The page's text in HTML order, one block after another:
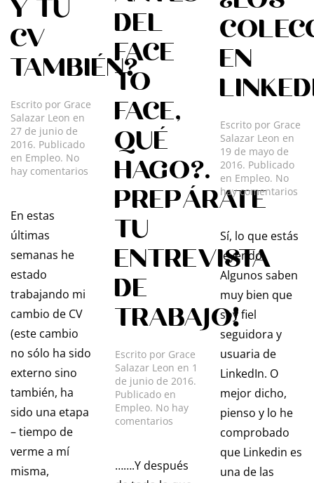
Y TU
CV
TAMBIÉN?
Escrito por Grace
Salazar Leon en
27 de junio de
2016. Publicado
en Empleo. No
hay comentarios
TAMBIÉN?
En estas
últimas
semanas he
estado
trabajando mi
cambio de CV
(este cambio
no sólo ha sido
externo sino
también, ha
sido una etapa
– tiempo de
verme a mí
misma,
DEL
FACE
TO
FACE,
QUÉ
HAGO?.
PREPÁRATE
TU
ENTREVISTA
DE
TRABAJO!
Escrito por Grace
Salazar Leon en 1
de junio de 2016.
Publicado en
Empleo. No hay
comentarios
FACE
TO
…….Y después
EN
Escrito por Grace
Salazar Leon en
19 de mayo de
2016. Publicado
en Empleo. No
hay comentariosen
EN
Sí, lo que estás
leyendo.
Algunos saben
muy bien que
soy fiel
seguidora y
usuaria de
LinkedIn. O
mejor dicho,
pienso y lo he
comprobado
que Linkedin es
una de las